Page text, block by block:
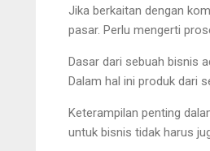
Jika berkaitan dengan
pasar. Perlu mengerti
Dasar dari sebuah bisnis
Dalam hal ini produk dari
Keterampilan penting
untuk bisnis tidak harus